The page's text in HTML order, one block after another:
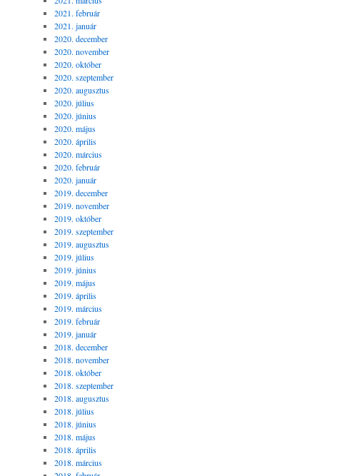
2021. február
2021. január
2020. december
2020. november
2020. október
2020. szeptember
2020. augusztus
2020. július
2020. június
2020. május
2020. április
2020. március
2020. február
2020. január
2019. december
2019. november
2019. október
2019. szeptember
2019. augusztus
2019. július
2019. június
2019. május
2019. április
2019. március
2019. február
2019. január
2018. december
2018. november
2018. október
2018. szeptember
2018. augusztus
2018. július
2018. június
2018. május
2018. április
2018. március